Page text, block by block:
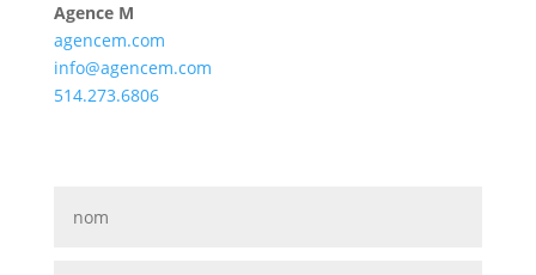
Agence M
agencem.com
info@agencem.com
514.273.6806